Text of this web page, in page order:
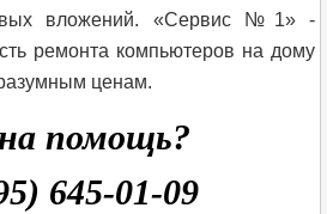
вложений. «Сервис №1» -
ремонта компьютеров на дому
ценам.
помощь?
645-01-09